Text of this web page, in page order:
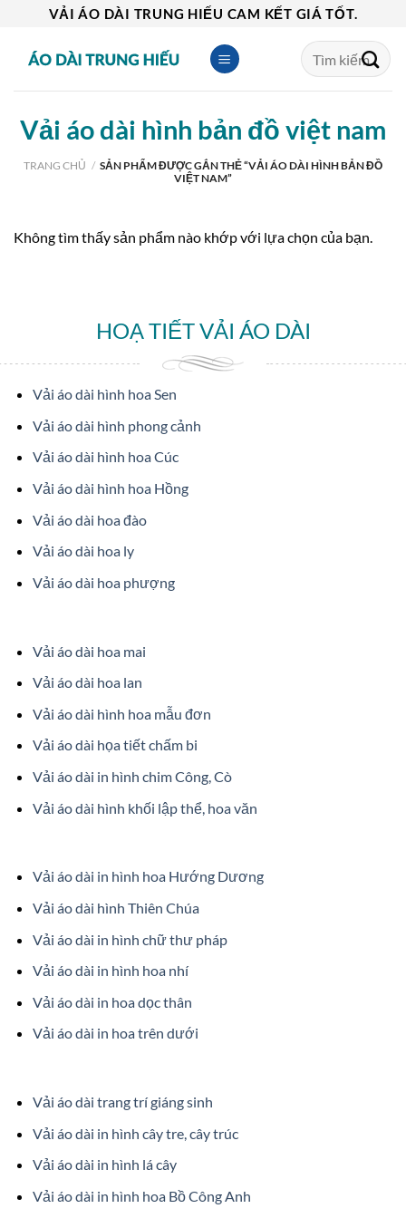
content
VẢI ÁO DÀI TRUNG HIẾU CAM KẾT GIÁ TỐT.
Tìm
kiếm:
Vải áo dài hình bản đồ việt nam
TRANG CHỦ / SẢN PHẨM ĐƯỢC GẮN THẺ “VẢI ÁO DÀI HÌNH BẢN ĐỒ
VIỆT NAM”
Không tìm thấy sản phẩm nào khớp với lựa chọn của bạn.
HOẠ TIẾT VẢI ÁO DÀI
Vải áo dài hình hoa Sen
Vải áo dài hình phong cảnh
Vải áo dài hình hoa Cúc
Vải áo dài hình hoa Hồng
Vải áo dài hoa đào
Vải áo dài hoa ly
Vải áo dài hoa phượng
Vải áo dài hoa mai
Vải áo dài hoa lan
Vải áo dài hình hoa mẫu đơn
Vải áo dài họa tiết chấm bi
Vải áo dài in hình chim Công, Cò
Vải áo dài hình khối lập thể, hoa văn
Vải áo dài in hình hoa Hướng Dương
Vải áo dài hình Thiên Chúa
Vải áo dài in hình chữ thư pháp
Vải áo dài in hình hoa nhí
Vải áo dài in hoa dọc thân
Vải áo dài in hoa trên dưới
Vải áo dài trang trí giáng sinh
Vải áo dài in hình cây tre, cây trúc
Vải áo dài in hình lá cây
Vải áo dài in hình hoa Bồ Công Anh